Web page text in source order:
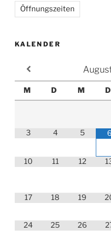
Öffnungszeiten
KALENDER
M D M D
3 4 5 6
10 11 12
17 18 19
24 25 26